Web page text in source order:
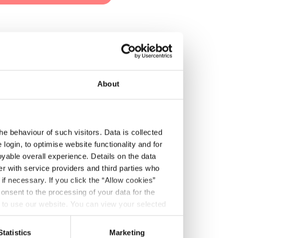
About
behaviour of such visitors. Data is collected
to optimise website functionality and for
overall experience. Details on the data
with service providers and third parties who
necessary. If you click the “Allow cookies”
to the processing of your data for the
use our website. You can view your selected
the fingerprint button at the bottom left of
Marketing
Wunschtermin.